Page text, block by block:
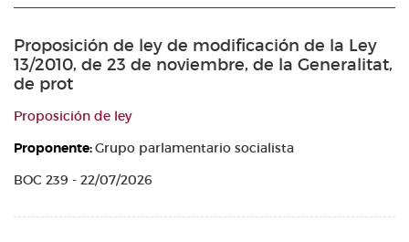
Proposición de ley de modificación de la Ley
13/2010, de 23 de noviembre, de la Generalitat,
de prot
Proposición de ley
Proponente:Grupo parlamentario socialista
BOC 239 - 22/07/2026